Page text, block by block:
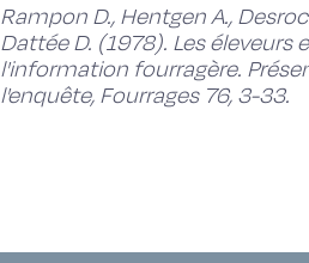
Rampon D., Hentgen A.,
Dattée D. (1978). Les éleveurs
l'information fourragère.
l'enquête, Fourrages 76, 3-33.